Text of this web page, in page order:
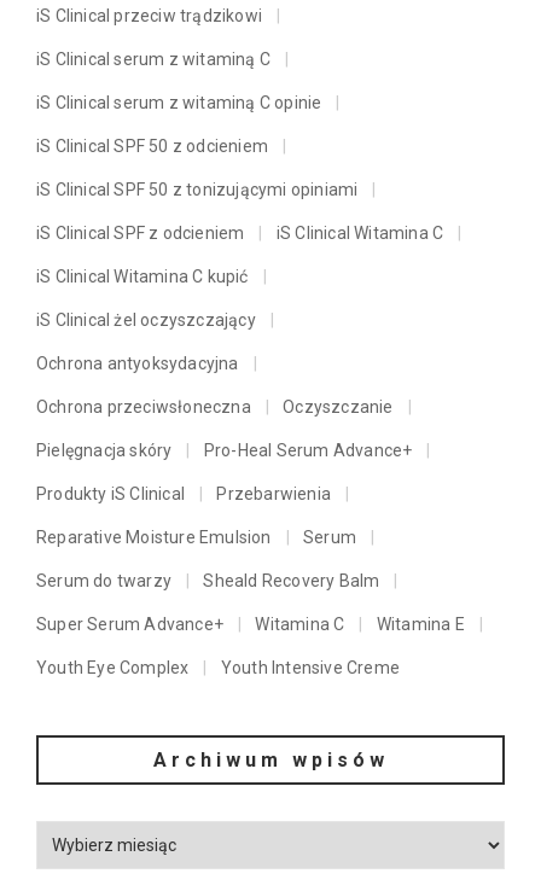
iS Clinical przeciw trądzikowi
iS Clinical serum z witaminą C
iS Clinical serum z witaminą C opinie
iS Clinical SPF 50 z odcieniem
iS Clinical SPF 50 z tonizującymi opiniami
iS Clinical SPF z odcieniem iS Clinical Witamina C
iS Clinical Witamina C kupić
iS Clinical żel oczyszczający
Ochrona antyoksydacyjna
Ochrona przeciwsłoneczna Oczyszczanie
Pielęgnacja skóry Pro-Heal Serum Advance+
Produkty iS Clinical Przebarwienia
Reparative Moisture Emulsion Serum
Serum do twarzy Sheald Recovery Balm
Super Serum Advance+ Witamina C Witamina E
Youth Eye Complex Youth Intensive Creme
Archiwum wpisów